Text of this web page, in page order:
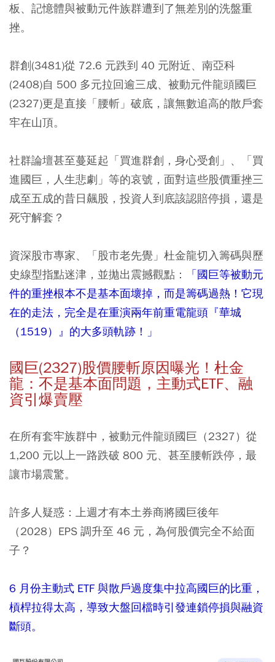
板、記憶體與被動元件族群遭到了無差別的洗盤重
挫。
群創(3481)從 72.6 元跌到 40 元附近、南亞科
(2408)自 500 多元拉回逾三成、被動元件龍頭國巨
(2327)更是直接「腰斬」破底，讓無數追高的散戶套
牢在山頂。
社群論壇甚至蔓延起「買進群創，身心受創」、「買
進國巨，人生悲劇」等的哀號，面對這些股價重挫三
成至五成的昔日飆股，投資人到底該認賠停損，還是
死守解套？
資深股市專家、「股市老先覺」杜金龍切入籌碼與歷
史線型指點迷津，並拋出震撼觀點：
「國巨等被動元
件的重挫根本不是基本面壞掉，而是籌碼過熱！它現
在的走法，完全是在重演兩年前重電龍頭『華城
（1519）』的大多頭軌跡！」
國巨(2327)股價腰斬原因曝光！杜金
龍：不是基本面問題，主動式ETF、融
資引爆賣壓
在所有套牢族群中，被動元件龍頭國巨（2327）從
1,200 元以上一路跌破 800 元、甚至腰斬跌停，最
讓市場震驚。
許多人疑惑：上週才有本土券商將國巨後年
（2028）EPS 調升至 46 元，為何股價完全不給面
子？
6 月份主動式 ETF 與散戶過度集中拉高國巨的比重，
槓桿拉得太高，導致大盤回檔時引發連鎖停損與融資
斷頭。